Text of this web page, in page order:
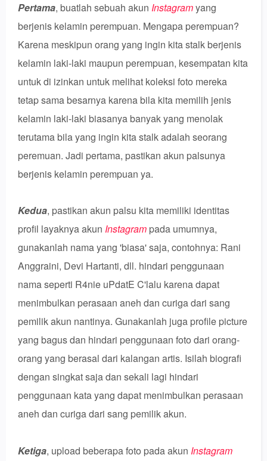
Pertama, buatlah sebuah akun Instagramyang
berjenis kelamin perempuan. Mengapa perempuan?
Karena meskipun orang yang ingin kita stalk berjenis
kelamin laki-laki maupun perempuan, kesempatan kita
untuk di izinkan untuk melihat koleksi foto mereka
tetap sama besarnya karena bila kita memilih jenis
kelamin laki-laki biasanya banyak yang menolak
terutama bila yang ingin kita stalk adalah seorang
peremuan. Jadi pertama, pastikan akun palsunya
berjenis kelamin perempuan ya.
Kedua, pastikan akun palsu kita memiliki identitas
profil layaknya akun Instagram pada umumnya,
gunakanlah nama yang 'biasa' saja, contohnya: Rani
Anggraini, Devi Hartanti, dll. hindari penggunaan
nama seperti R4nie uPdatE C'lalu karena dapat
menimbulkan perasaan aneh dan curiga dari sang
pemilik akun nantinya. Gunakanlah juga profile picture
yang bagus dan hindari penggunaan foto dari orang-
orang yang berasal dari kalangan artis. Isilah biografi
dengan singkat saja dan sekali lagi hindari
penggunaan kata yang dapat menimbulkan perasaan
aneh dan curiga dari sang pemilik akun.
Ketiga, upload beberapa foto pada akun Instagram